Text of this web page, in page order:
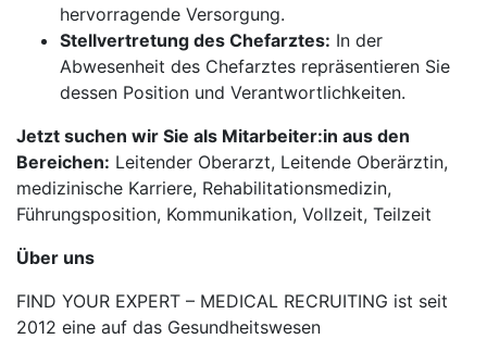
hervorragende Versorgung.
Stellvertretung des Chefarztes: In der
Abwesenheit des Chefarztes repräsentieren Sie
dessen Position und Verantwortlichkeiten.
Jetzt suchen wir Sie als Mitarbeiter:in aus den
Bereichen: Leitender Oberarzt, Leitende Oberärztin,
medizinische Karriere, Rehabilitationsmedizin,
Führungsposition, Kommunikation, Vollzeit, Teilzeit
Über uns
FIND YOUR EXPERT – MEDICAL RECRUITING ist seit
2012 eine auf das Gesundheitswesen